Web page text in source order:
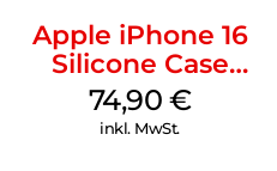
Apple iPhone 16
Silicone Case
MagSafe Black
74,90 €
inkl. MwSt.